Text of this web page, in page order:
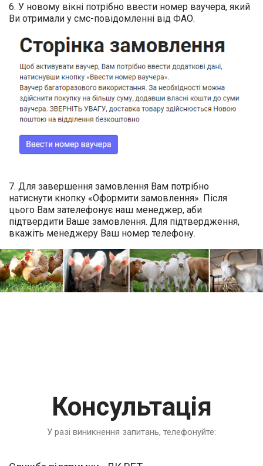
6. У новому вікні потрібно ввести номер ваучера, який
Ви отримали у смс-повідомленні від ФАО.
7. Для завершення замовлення Вам потрібно
натиснути кнопку «Оформити замовлення». Після
цього Вам зателефонує наш менеджер, аби
підтвердити Ваше замовлення. Для підтвердження,
вкажіть менеджеру Ваш номер телефону.
Консультація
У разі виникнення запитань, телефонуйте: